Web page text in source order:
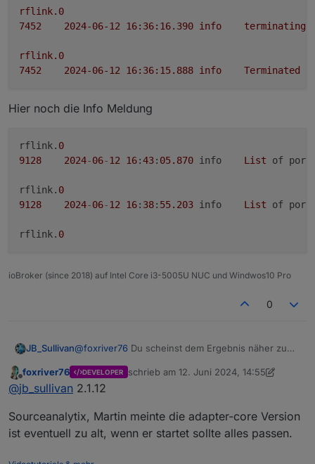
rflink.0
info terminating
rflink.0
info Terminated
Hier noch die Info Meldung
rflink. 0
9128
2024-06-12 16:43: 05.870 List of
rflink. 0
9128
2024-06-12 16: 38: 55.203 List of
rflink. 0
ioBroker (since 2018) auf Intel Core i3-5005U NUC und Windwos10 Pro
0
JB_Sullivan@foxriver76
kann den Com Port auch auswählen und
speichern. Leider kommt dann die folgende
Offline
foxriver76 DEVELOPER schrieb am 12. Juni 2024, 14:55
zuletzt editiert von foxriver766. Dez.
@jb_sullivan 2.1.12
Sourceanalytix, Martin meinte die adapter-core Version
ist eventuell zu alt, wenn er startet sollte alles passen.